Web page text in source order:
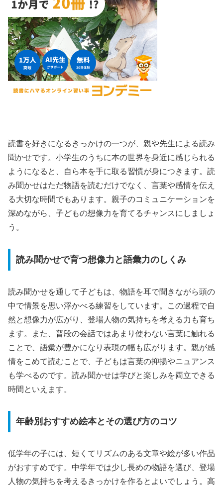
読書を好きになるきっかけの一つが、親や先生による読み
聞かせです。小学生のうちに本の世界を身近に感じられる
ようになると、自ら本を手に取る習慣が身につきます。読
み聞かせはただ物語を読むだけでなく、言葉や感情を伝え
る大切な時間でもあります。親子のコミュニケーションを
深めながら、子どもの想像力を育てるチャンスにしましょ
う。
読み聞かせで育つ想像力と語彙力のしくみ
読み聞かせを通して子どもは、物語を耳で聞きながら頭の
中で情景を思い浮かべる練習をしています。この過程で自
然と想像力が広がり、登場人物の気持ちを考える力も育ち
ます。また、普段の会話ではあまり使わない言葉に触れる
ことで、語彙が豊かになり表現の幅も広がります。親が感
情をこめて読むことで、子どもは言葉の抑揚やニュアンス
も学べるのです。読み聞かせは学びと楽しみを両立できる
時間といえます。
年齢別おすすめ絵本とその選び方のコツ
低学年の子には、短くてリズムのある文章や絵が多い作品
がおすすめです。中学年では少し長めの物語を選び、登場
人物の気持ちを考えるきっかけを作るとよいでしょう。高